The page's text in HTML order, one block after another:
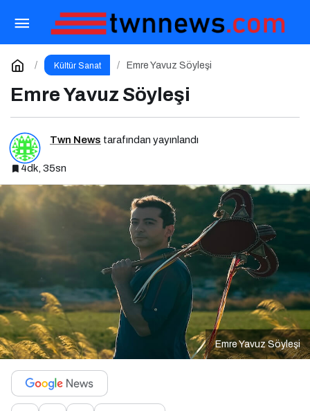
Kültür Sanat Emre Yavuz Söyleşi
Emre Yavuz Söyleşi
Twn News tarafından yayınlandı
4dk, 35sn
Emre Yavuz Söyleşi
Yazar ve Şair Betül Fırat’tan Tek Seferde 7
Kitap Müjdesi
Yorum Yap